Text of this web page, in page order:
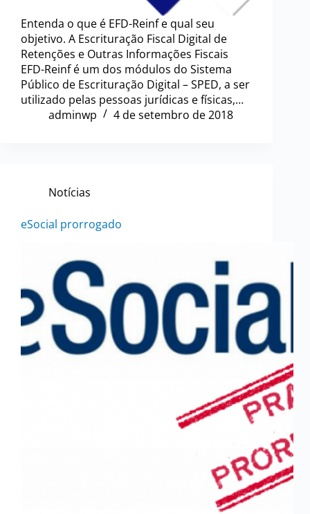
Entenda o que é EFD-Reinf e qual seu
objetivo. A Escrituração Fiscal Digital de
Retenções e Outras Informações Fiscais
EFD-Reinf é um dos módulos do Sistema
Público de Escrituração Digital – SPED, a ser
utilizado pelas pessoas jurídicas e físicas,…
adminwp
4 de setembro de 2018
Notícias
eSocial prorrogado